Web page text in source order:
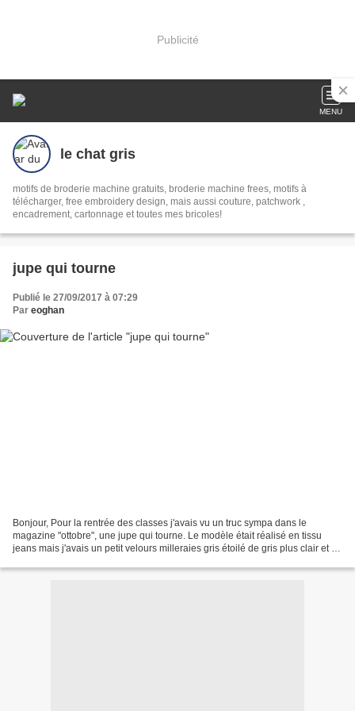
Publicité
MENU
le chat gris
motifs de broderie machine gratuits, broderie machine frees, motifs à
télécharger, free embroidery design, mais aussi couture, patchwork ,
encadrement, cartonnage et toutes mes bricoles!
jupe qui tourne
Publié le 27/09/2017 à 07:29
Par eoghan
Bonjour, Pour la rentrée des classes j'avais vu un truc sympa dans le
magazine "ottobre", une jupe qui tourne. Le modèle était réalisé en tissu
jeans mais j'avais un petit velours milleraies gris étoilé de gris plus clair et je